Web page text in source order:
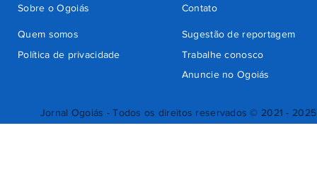
Jornal Ogoiás - Todos os direitos reservados © 2021 - 2025
Quem somos
Sugestão de reportagem
Trabalhe conosco
Política de privacidade
Anuncie no Ogoiás
Contato
Sobre o Ogoiás